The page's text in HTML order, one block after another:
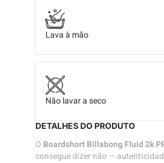
Lava à mão
Não lavar a seco
DETALHES DO PRODUTO
O Boardshort Billabong Fluid 2k
consegue dizer não —